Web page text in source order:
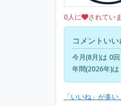
0人に されてい
コメントいい
今月(8月)は 0
年間(2026年)は
「いいね」が多